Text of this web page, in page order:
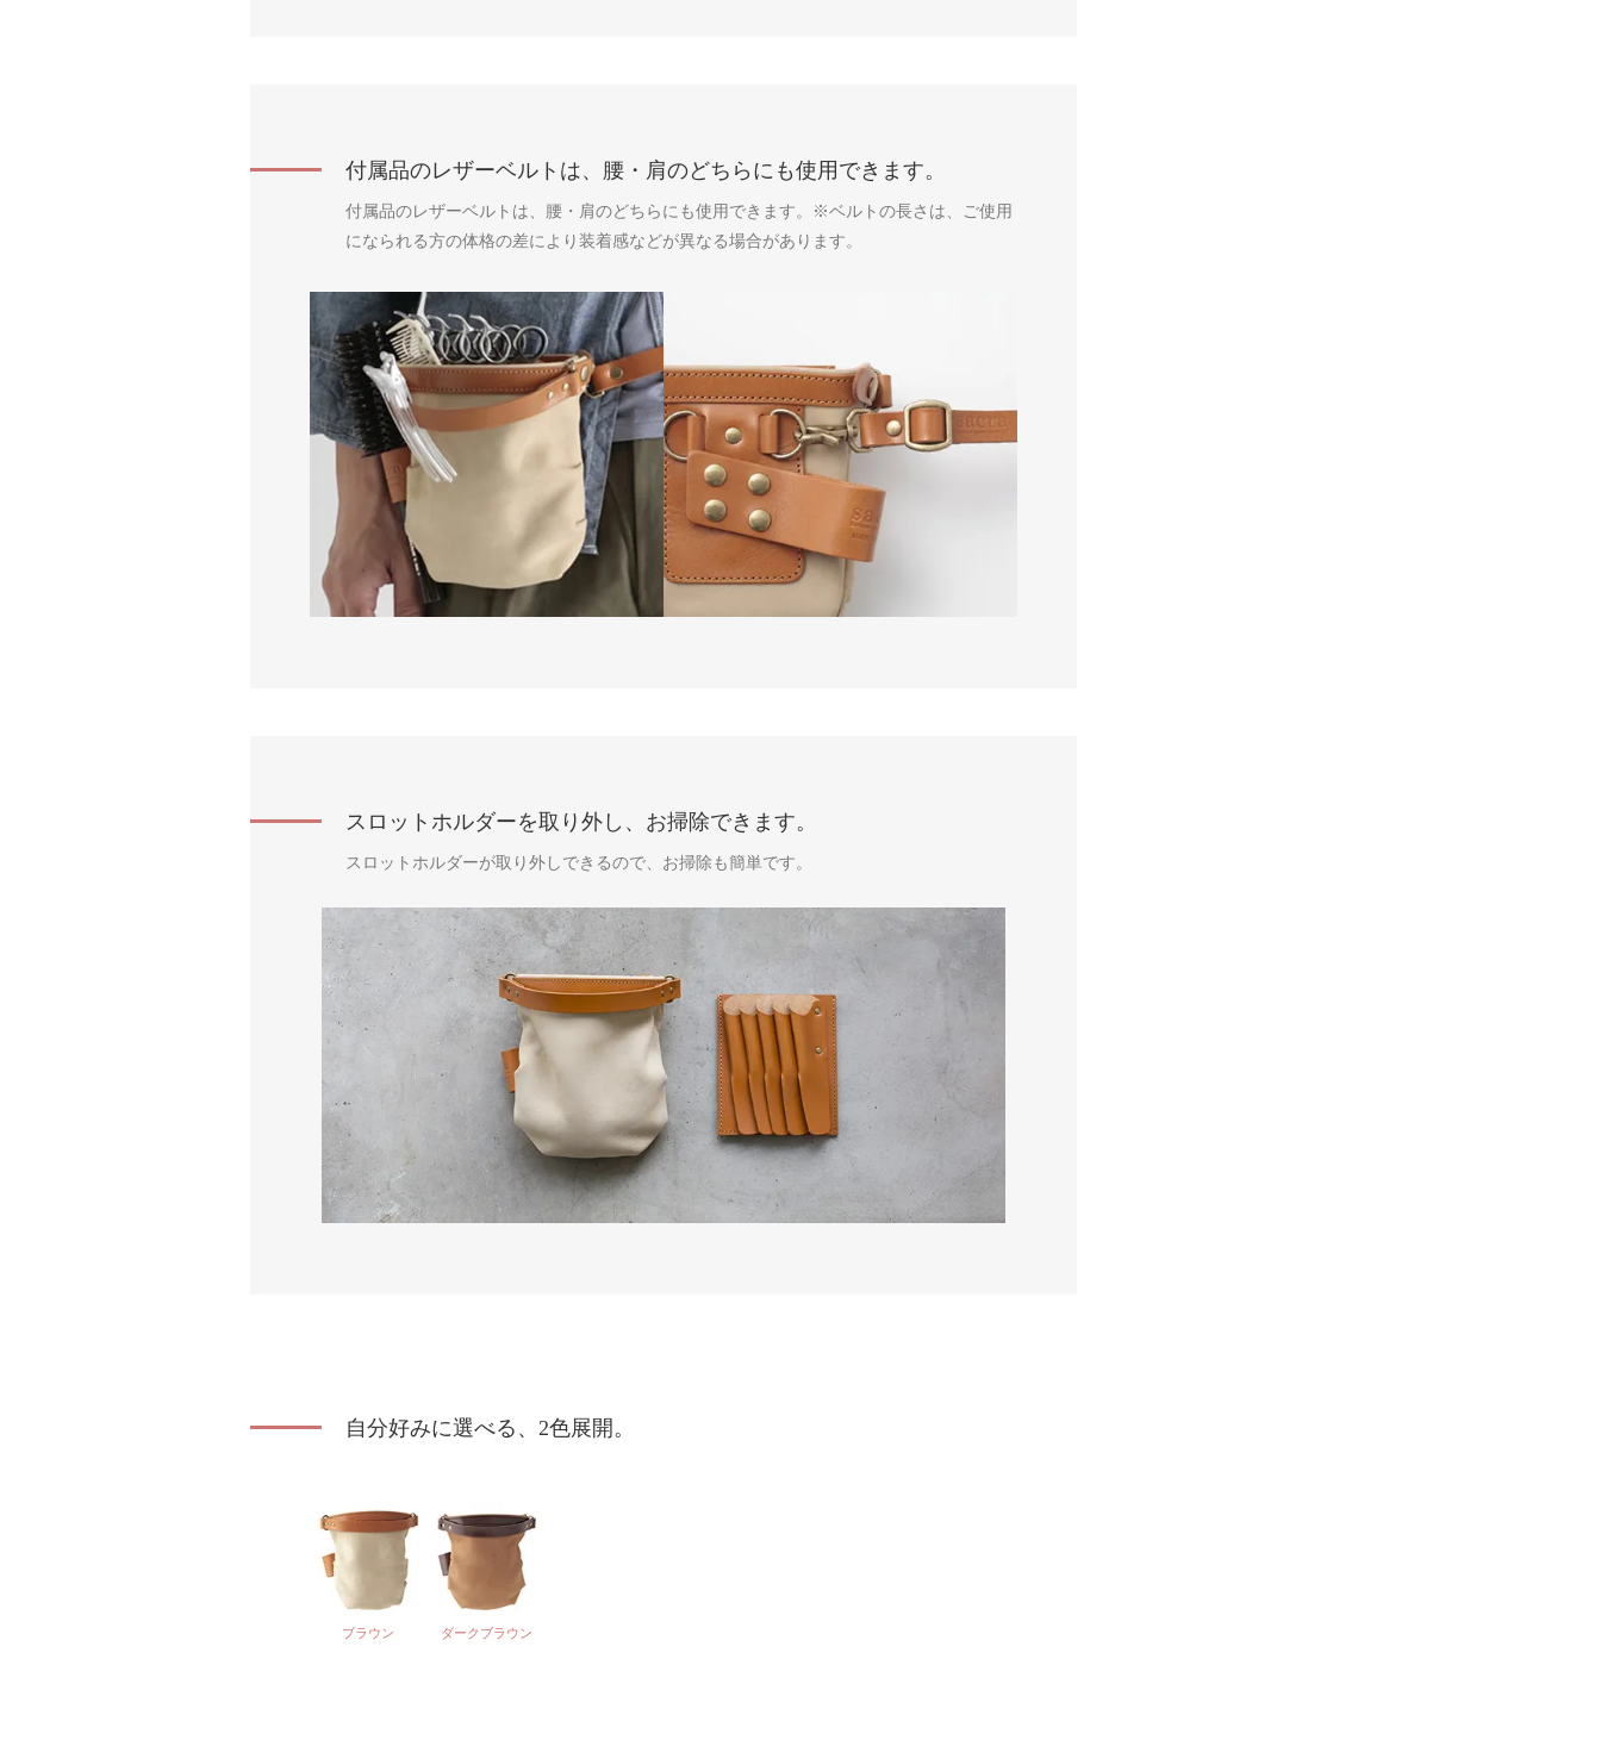
付属品のレザーベルトは、腰・肩のどちらにも使用できます。
付属品のレザーベルトは、腰・肩のどちらにも使用できます。※ベルトの長さは、ご使用
になられる方の体格の差により装着感などが異なる場合があります。
スロットホルダーを取り外し、お掃除できます。
スロットホルダーが取り外しできるので、お掃除も簡単です。
自分好みに選べる、2色展開。
ブラウン ダークブラウン